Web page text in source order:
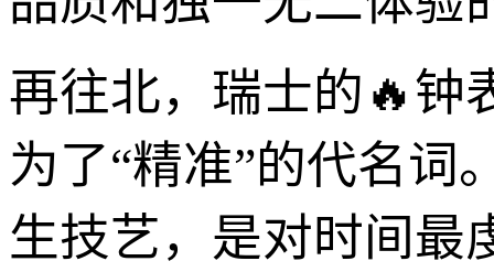
再往北，瑞士的🔥钟
为了“精准”的代名词
生技艺，是对时间最